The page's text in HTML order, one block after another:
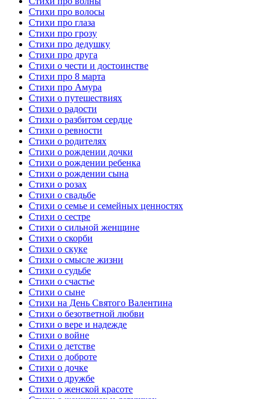
Стихи про волосы
Стихи про глаза
Стихи про грозу
Стихи про дедушку
Стихи про друга
Стихи о чести и достоинстве
Стихи про 8 марта
Стихи про Амура
Стихи о путешествиях
Стихи о радости
Стихи о разбитом сердце
Стихи о ревности
Стихи о родителях
Стихи о рождении дочки
Стихи о рождении ребенка
Стихи о рождении сына
Стихи о розах
Стихи о свадьбе
Стихи о семье и семейных ценностях
Стихи о сестре
Стихи о сильной женщине
Стихи о скорби
Стихи о скуке
Стихи о смысле жизни
Стихи о судьбе
Стихи о счастье
Стихи о сыне
Стихи на День Святого Валентина
Стихи о безответной любви
Стихи о вере и надежде
Стихи о войне
Стихи о детстве
Стихи о доброте
Стихи о дочке
Стихи о дружбе
Стихи о женской красоте